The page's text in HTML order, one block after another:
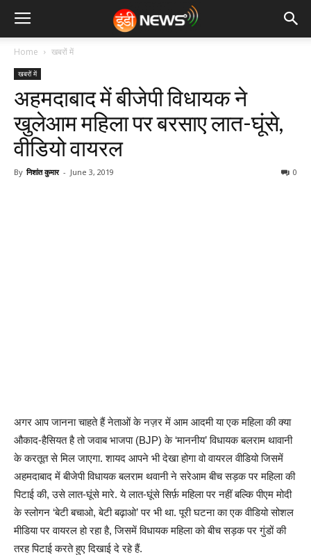
Home खबरों में
खबरों में
अहमदाबाद में बीजेपी विधायक ने
खुलेआम महिला पर बरसाए लात-घूंसे,
वीडियो वायरल
By निशांत कुमार - June 3, 2019 0
अगर आप जानना चाहते हैं नेताओं के नज़र में आम आदमी या एक महिला की क्या
औकाद-हैसियत है तो जवाब भाजपा (BJP) के ‘माननीय’ विधायक बलराम थावानी
के करतूत से मिल जाएगा. शायद आपने भी देखा होगा वो वायरल वीडियो जिसमें
अहमदाबाद में बीजेपी विधायक बलराम थवानी ने सरेआम बीच सड़क पर महिला की
पिटाई की, उसे लात-घूंसे मारे. ये लात-घूंसे सिर्फ़ महिला पर नहीं बल्कि पीएम मोदी
के स्लोगन ‘बेटी बचाओ, बेटी बढ़ाओ’ पर भी था. पूरी घटना का एक वीडियो सोशल
मीडिया पर वायरल हो रहा है, जिसमें विधायक महिला को बीच सड़क पर गुंडों की
तरह पिटाई करते हुए दिखाई दे रहे हैं.